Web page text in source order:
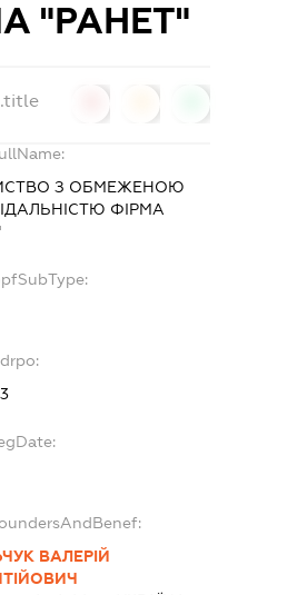
"РАНЕТ"
З ОБМЕЖЕНОЮ
ФІРМА
ВАЛЕРІЙ